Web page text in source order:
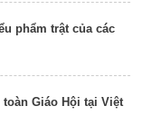
phẩm trật của các
Giáo Hội tại Việt